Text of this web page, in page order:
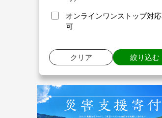
オンラインワンストップ対応
可
クリア 絞り込む